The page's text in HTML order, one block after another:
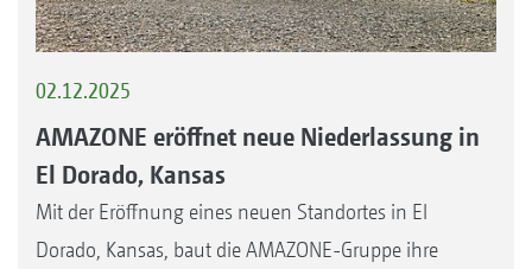
02.12.2025
AMAZONE eröffnet neue Niederlassung in
El Dorado, Kansas
Mit der Eröffnung eines neuen Standortes in El
Dorado, Kansas, baut die AMAZONE-Gruppe ihre